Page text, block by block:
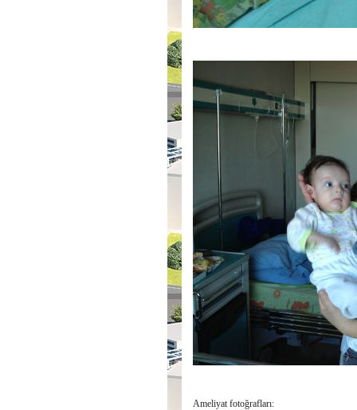
Ameliyat fotoğrafları: